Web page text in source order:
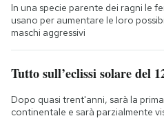
In una specie parente dei ragni le
usano per aumentare le loro
maschi aggressivi
Tutto sull’eclissi solare del
Dopo quasi trent'anni, sarà la
continentale e sarà parzialmente